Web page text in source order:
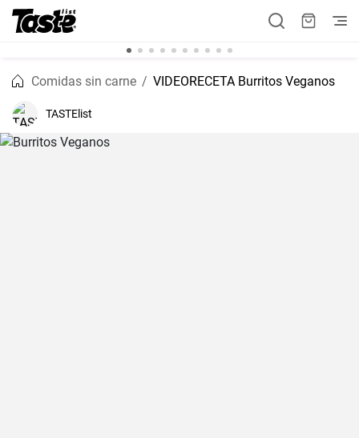
Comidas sin carne VIDEORECETA Burritos Veganos
TASTElist